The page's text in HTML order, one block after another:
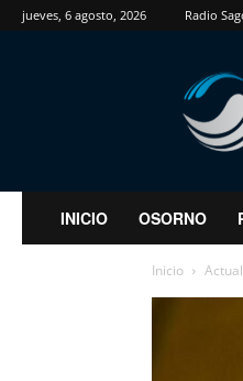
jueves, 6 agosto, 2026 Radio
INICIO OSORNO
Inicio